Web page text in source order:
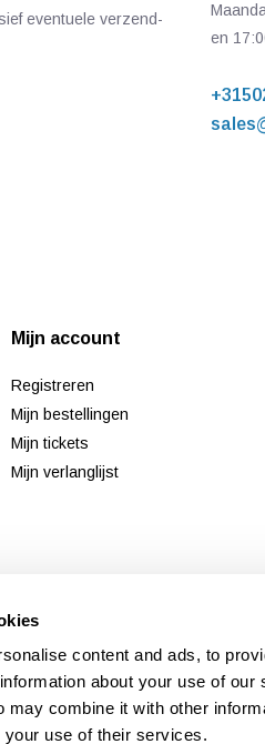
content and ads, to
about your use of
combine it with other
your use of their services.
eventuele verzend-
en
Mijn account
Registreren
Mijn bestellingen
Mijn tickets
Mijn verlanglijst